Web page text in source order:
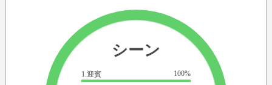
シーン
1.迎賓 100%